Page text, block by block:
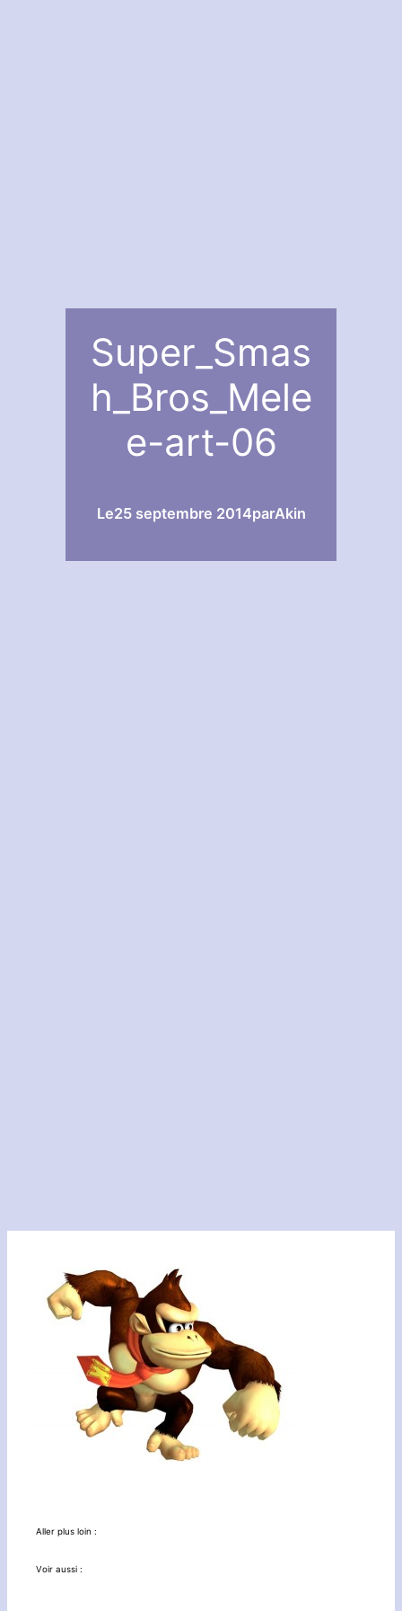
Super_Smas
h_Bros_Mele
e-art-06
Le25 septembre 2014parAkin
Aller plus loin :
Voir aussi :